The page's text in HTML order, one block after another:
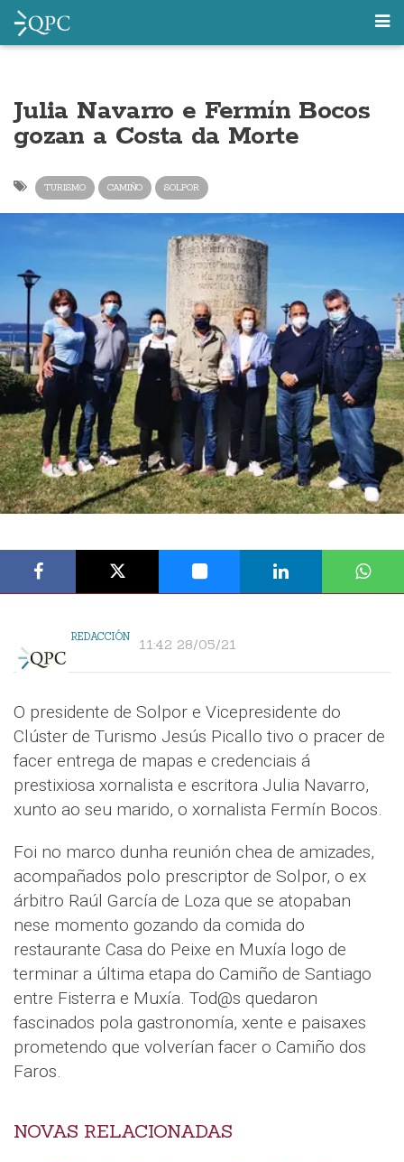
Julia Navarro e Fermín Bocos
gozan a Costa da Morte
TURISMO CAMIÑO SOLPOR
REDACCIÓN 11:42 28/05/21
O presidente de Solpor e Vicepresidente do
Clúster de Turismo Jesús Picallo tivo o pracer de
facer entrega de mapas e credenciais á
prestixiosa xornalista e escritora Julia Navarro,
xunto ao seu marido, o xornalista Fermín Bocos.
Foi no marco dunha reunión chea de amizades,
acompañados polo prescriptor de Solpor, o ex
árbitro Raúl García de Loza que se atopaban
nese momento gozando da comida do
restaurante Casa do Peixe en Muxía logo de
terminar a última etapa do Camiño de Santiago
entre Fisterra e Muxía. Tod@s quedaron
fascinados pola gastronomía, xente e paisaxes
prometendo que volverían facer o Camiño dos
Faros.
NOVAS RELACIONADAS